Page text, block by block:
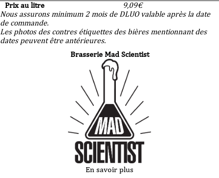
Prix au litre
9,09€
Nous assurons minimum 2 mois de DLUO valable après la date
de commande.
Les photos des contres étiquettes des bières mentionnant des
dates peuvent être antérieures.
Brasserie Mad Scientist
En savoir plus